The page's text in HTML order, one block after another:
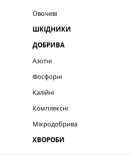
Овочеві
ШКІДНИКИ
ДОБРИВА
Азотні
Фосфорні
Калійні
Комплексні
Мікродобрива
ХВОРОБИ